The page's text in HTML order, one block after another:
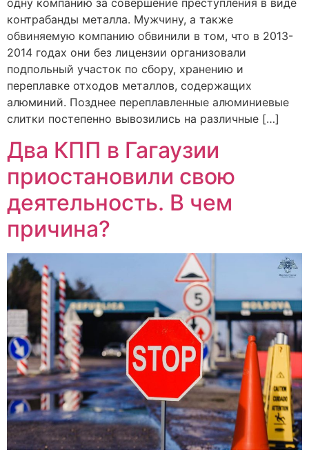
одну компанию за совершение преступления в виде
контрабанды металла. Мужчину, а также
обвиняемую компанию обвинили в том, что в 2013-
2014 годах они без лицензии организовали
подпольный участок по сбору, хранению и
переплавке отходов металлов, содержащих
алюминий. Позднее переплавленные алюминиевые
слитки постепенно вывозились на различные […]
Два КПП в Гагаузии
приостановили свою
деятельность. В чем
причина?